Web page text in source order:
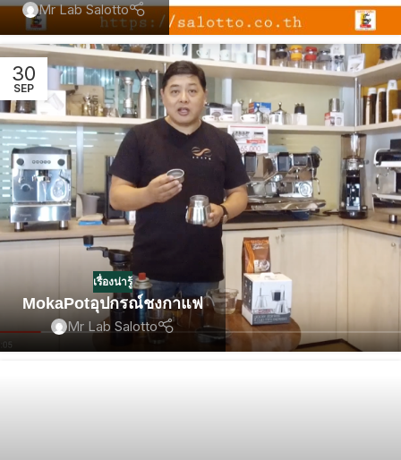
Mr Lab Salotto
30
SEP
เรื่องน่ารู้
MokaPotอุปกรณ์ชงกาแฟ
Mr Lab Salotto